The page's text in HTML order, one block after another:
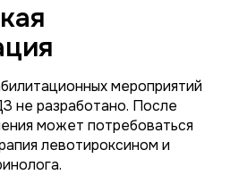
мероприятий
не разработано. После
может потребоваться
левотироксином и